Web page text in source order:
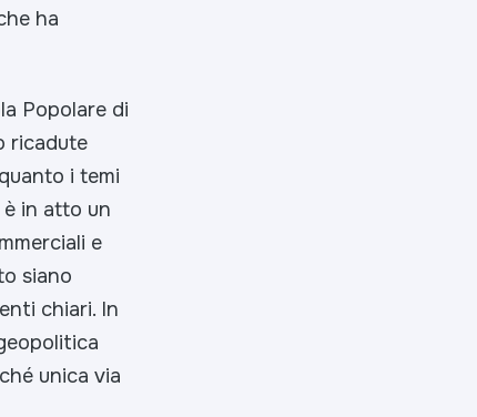
ha
Popolare di
ricadute
i temi
in atto un
e
siano
chiari. In
unica via